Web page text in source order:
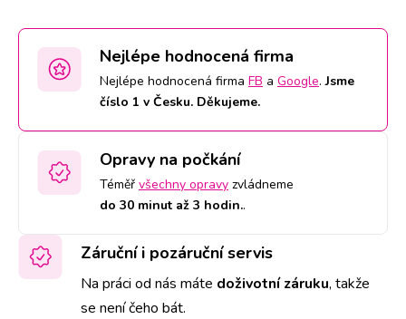
Nejlépe hodnocená firma
Nejlépe hodnocená firma FB a Google.Jsme
číslo 1 v Česku. Děkujeme.
Opravy na počkání
Téměř všechny opravy zvládneme
do 30 minut až 3 hodin..
Záruční i pozáruční servis
Na práci od nás máte doživotní záruku, takže
se není čeho bát.